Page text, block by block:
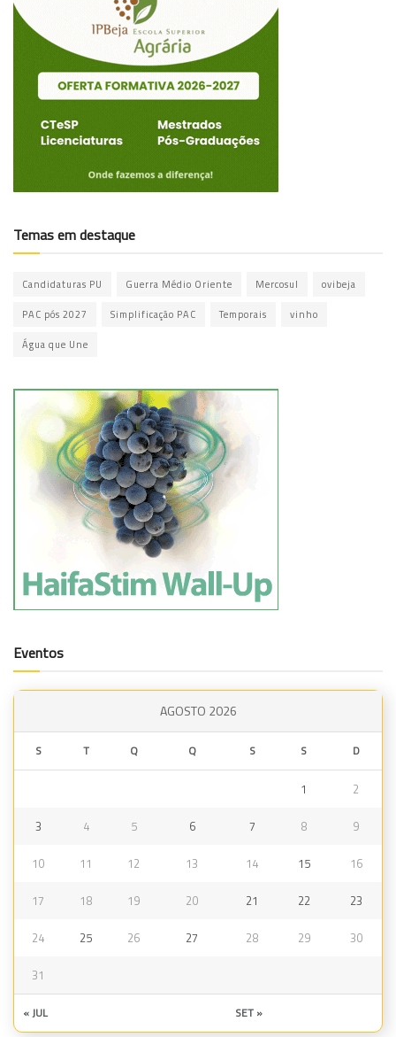
Temas em destaque
Candidaturas PU Guerra Médio Oriente Mercosul ovibeja
PAC pós 2027 Simplificação PAC Temporais vinho
Água que Une
Eventos
AGOSTO 2026
S T Q Q S S D
1 2
3 4 5 6 7 8 9
10 11 12 13 14 15 16
17 18 19 20 21 22 23
24 25 26 27 28 29 30
31
« JUL SET »